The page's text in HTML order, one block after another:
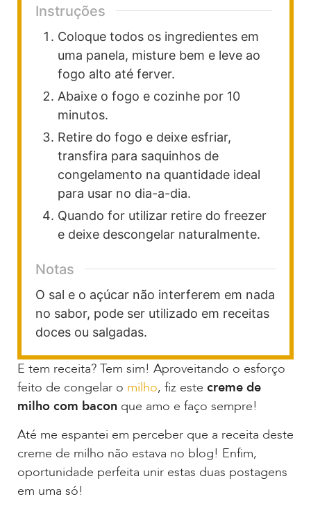
Instruções
Coloque todos os ingredientes em
uma panela, misture bem e leve ao
fogo alto até ferver.
Abaixe o fogo e cozinhe por 10
minutos.
Retire do fogo e deixe esfriar,
transfira para saquinhos de
congelamento na quantidade ideal
para usar no dia-a-dia.
Quando for utilizar retire do freezer
e deixe descongelar naturalmente.
Notas
O sal e o açúcar não interferem em nada
no sabor, pode ser utilizado em receitas
doces ou salgadas.
E tem receita? Tem sim! Aproveitando o esforço
feito de congelar o milho, fiz este creme de
milho com bacon que amo e faço sempre!
Até me espantei em perceber que a receita deste
creme de milho não estava no blog! Enfim,
oportunidade perfeita unir estas duas postagens
em uma só!